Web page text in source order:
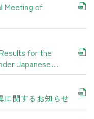
Meeting of
for the
Japanese
に関するお知らせ